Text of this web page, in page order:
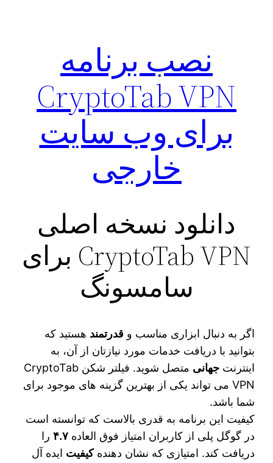
نصب برنامه
CryptoTab VPN
برای وب سایت
خارجی
دانلود نسخه اصلی
CryptoTab VPN برای
سامسونگ
اگر به دنبال ابزاری مناسب و قدرتمند هستید که
بتوانید با دریافت خدمات مورد نیازتان از آن، به
اینترنتجهانی
متصل شوید. فیلتر شکن CryptoTab
VPN می‌ تواند یکی از بهترین گزینه‌ های موجود برای
شما باشد.
کیفیت این برنامه به قدری بالاست که توانسته است
در گوگل پلی از کاربران امتیاز فوق العاده۴.۷ را
دریافت کند. امتیازی که نشان دهندهکیفیت ایده آل